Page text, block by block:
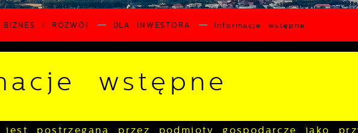
BIZNES I ROZWÓJ DLA INWESTORA Informacje wstępne
wstępne
jest postrzegana przez podmioty gospodarcze jako